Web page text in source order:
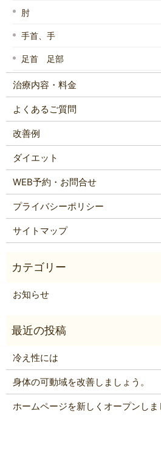
肘
手首、手
足首 足部
治療内容・料金
よくあるご質問
改善例
ダイエット
WEB予約・お問合せ
プライバシーポリシー
サイトマップ
お知らせ
冷え性には
身体の可動域を改善しましょう。
ホームページを新しくオープンしま